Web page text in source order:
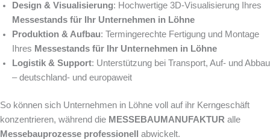
Design & Visualisierung: Hochwertige 3D-Visualisierung Ihres
Messestands für Ihr Unternehmen in Löhne
Produktion & Aufbau: Termingerechte Fertigung und Montage
Ihres Messestands für Ihr Unternehmen in Löhne
Logistik & Support: Unterstützung bei Transport, Auf- und Abbau
– deutschland- und europaweit
So können sich Unternehmen in Löhne voll auf ihr Kerngeschäft
konzentrieren, während die MESSEBAUMANUFAKTUR alle
Messebauprozesse professionell
abwickelt.